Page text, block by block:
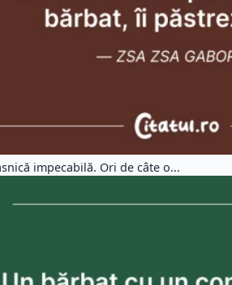
impecabilă. Ori de câte o...